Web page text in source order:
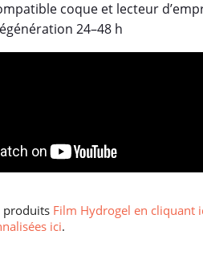
coque et lecteur
24–48 h
produits Film Hydrogel en cliquant
ici.